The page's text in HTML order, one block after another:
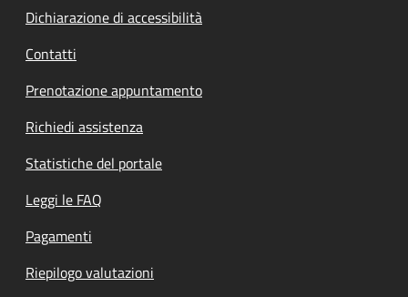
Dichiarazione di accessibilità
Contatti
Prenotazione appuntamento
Richiedi assistenza
Statistiche del portale
Leggi le FAQ
Pagamenti
Riepilogo valutazioni